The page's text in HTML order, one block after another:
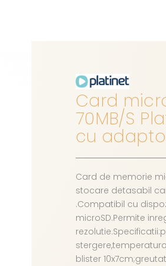
Card
70MB/S
cu
Card de memorie
stocare detasabil
.Compatibil cu
microSD.Permite
blister